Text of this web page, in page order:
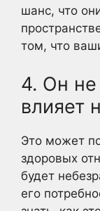
шанс, что
том, что
4. Он не
влияет
Это может
здоровых
будет
его